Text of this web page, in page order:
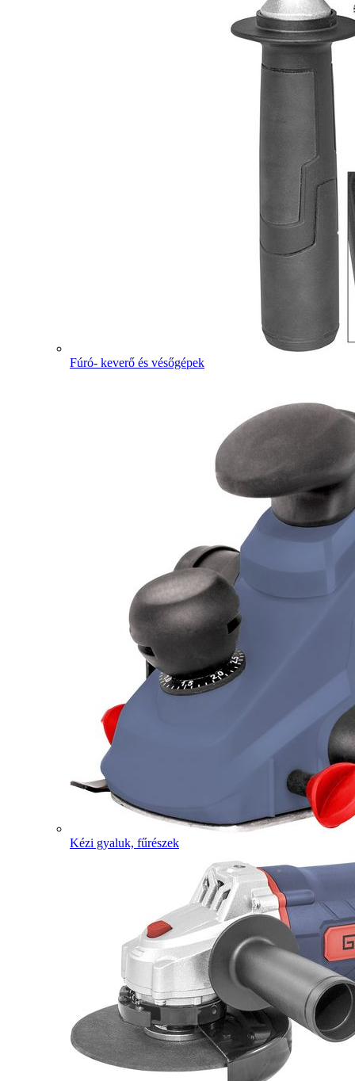
Fúró- keverő és vésőgépek
Kézi gyaluk, fűrészek